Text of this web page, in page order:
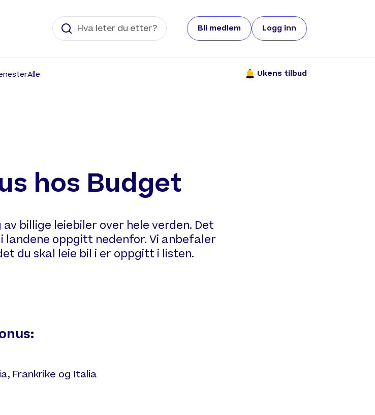
Bli medlem Logg inn
Alle Ukens tilbud
hos Budget
billige leiebiler over hele verden. Det
landene oppgitt nedenfor. Vi anbefaler
du skal leie bil i er oppgitt i listen.
Frankrike og Italia